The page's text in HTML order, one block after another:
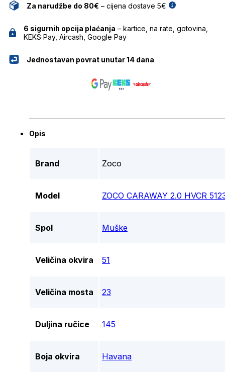
Za narudžbe do 80€ – cijena dostave 5€
6 sigurnih opcija plaćanja – kartice, na rate, gotovina,
KEKS Pay, Aircash, Google Pay
Jednostavan povrat unutar 14 dana
Opis
Brand Zoco
Model ZOCO CARAWAY 2.0 HVCR
Spol Muške
Veličina okvira 51
Veličina mosta 23
Duljina ručice 145
Boja okvira Havana